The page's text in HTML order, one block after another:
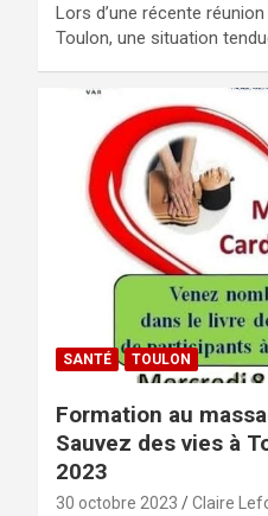
Lors d’une récente
Toulon, une situation
SANTÉ TOULON
Formation au
Sauvez des vies à
2023
30 octobre 2023 Claire